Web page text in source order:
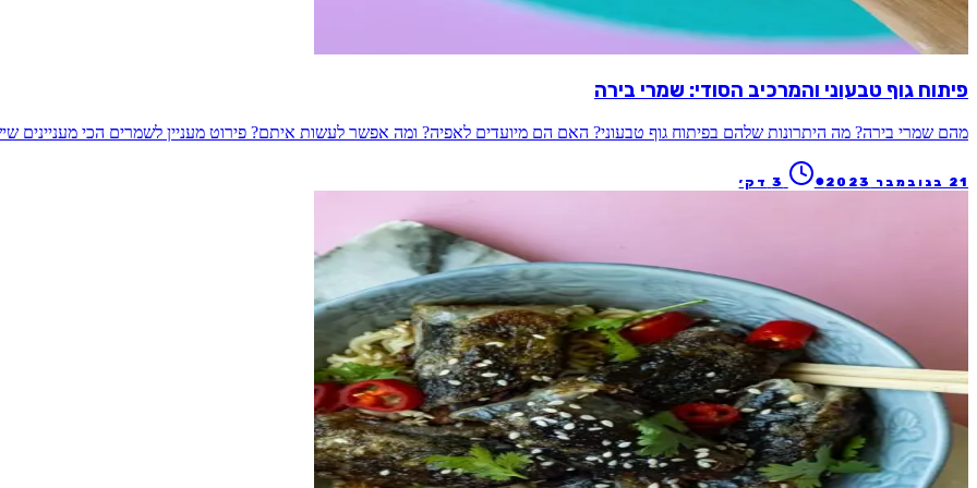
פיתוח גוף טבעוני והמרכיב הסודי: שמרי בירה
מהם שמרי בירה? מה היתרונות שלהם בפיתוח גוף טבעוני? האם הם מיועדים לאפיה? ומה אפשר לעשות איתם? פירוט מעניין לשמרים הכי מעניינים
21 בנובמבר 2023 ●
3 דק׳